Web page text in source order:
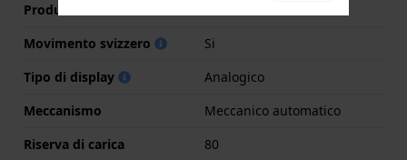
Produttore Movimento
Movimento svizzero
Si
Tipo di display
Analogico
Meccanismo
Meccanico automatico
Riserva di carica
80